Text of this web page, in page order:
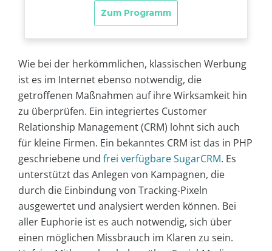
Wie bei der herkömmlichen, klassischen Werbung
ist es im Internet ebenso notwendig, die
getroffenen Maßnahmen auf ihre Wirksamkeit hin
zu überprüfen. Ein integriertes Customer
Relationship Management (CRM) lohnt sich auch
für kleine Firmen. Ein bekanntes CRM ist das in PHP
geschriebene und frei verfügbare SugarCRM. Es
unterstützt das Anlegen von Kampagnen, die
durch die Einbindung von Tracking-Pixeln
ausgewertet und analysiert werden können. Bei
aller Euphorie ist es auch notwendig, sich über
einen möglichen Missbrauch im Klaren zu sein.